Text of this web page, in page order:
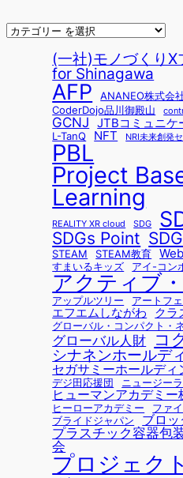
(一社)モノづくり
for Shinagawa
AFP ANANEO株式会
CoderDojo品川御殿山
GCNJ JTBコミュニケ
L-TanQ NFT NRI未来創発
PBL
Project
Learning
REALITY XR cloud SDG
SDGs Point
STEAM STEAM教育
すまいるキッズ
アイ-コン
アクティブ
アップルツリー アートフ
エフエムしながわ クラ
グローバル・コンパクト・
グローバル人財 コ
シナネンホールデ
セガサミーホールディ
デジ田応援団
ニュージー
ヒューマンアカデミー
ヒーローアカデミー
ファ
ブライドジャパン
ブロ
プラスチック容器包
会
プロジェク